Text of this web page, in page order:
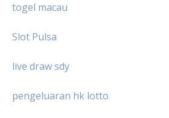
togel macau
Slot Pulsa
live draw sdy
pengeluaran hk lotto